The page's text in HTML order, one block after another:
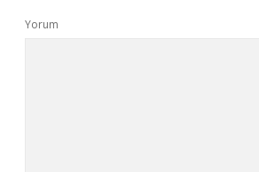
Yorum